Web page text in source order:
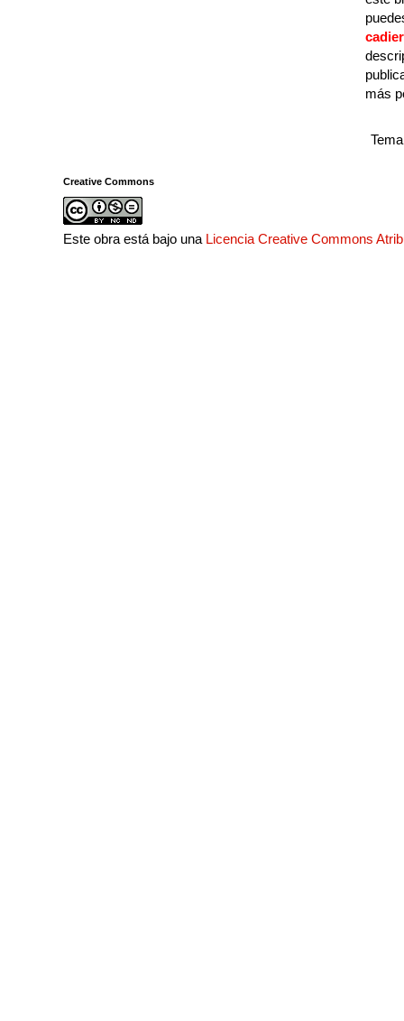
más
Creative Commons
Este obra está bajo una Licencia Creative Commons